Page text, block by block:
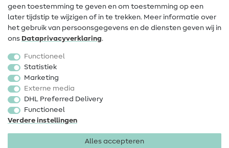
Herroepingsrecht
Populair
Fournituren
Sale
geen toestemming te geven en om toestemming op een
later tijdstip te wijzigen of in te trekken. Meer informatie over
het gebruik van persoonsgegevens en de diensten geven wij in
ons Data­privacy­verklaring.
Functioneel
Statistiek
Marketing
Externe media
DHL Preferred Delivery
Functioneel
Verdere instellingen
Alles accepteren